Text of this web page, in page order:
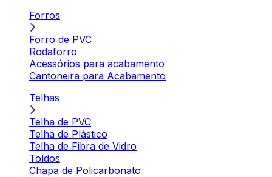
Forros
Forro de PVC
Rodaforro
Acessórios para acabamento
Cantoneira para Acabamento
Telhas
Telha de PVC
Telha de Plástico
Telha de Fibra de Vidro
Toldos
Chapa de Policarbonato